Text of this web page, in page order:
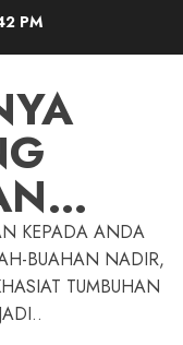
PM
KEPADA ANDA
BUAHAN NADIR,
TUMBUHAN